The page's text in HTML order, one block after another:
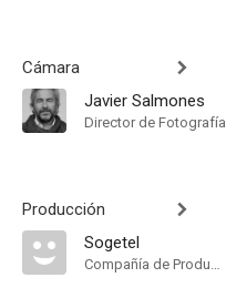
Cámara
Javier Salmones
Director de Fotografía
Producción
Sogetel
Compañía de Produccion